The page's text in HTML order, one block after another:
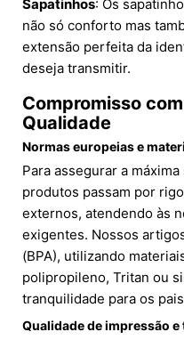
Sapatinhos: Os
não só conforto mas
extensão perfeita da
deseja transmitir.
Compromisso
Qualidade
Normas europeias e
Para assegurar a
produtos passam por
externos, atendendo às
exigentes. Nossos
(BPA), utilizando
polipropileno, Tritan ou
tranquilidade para os
Qualidade de impressão e